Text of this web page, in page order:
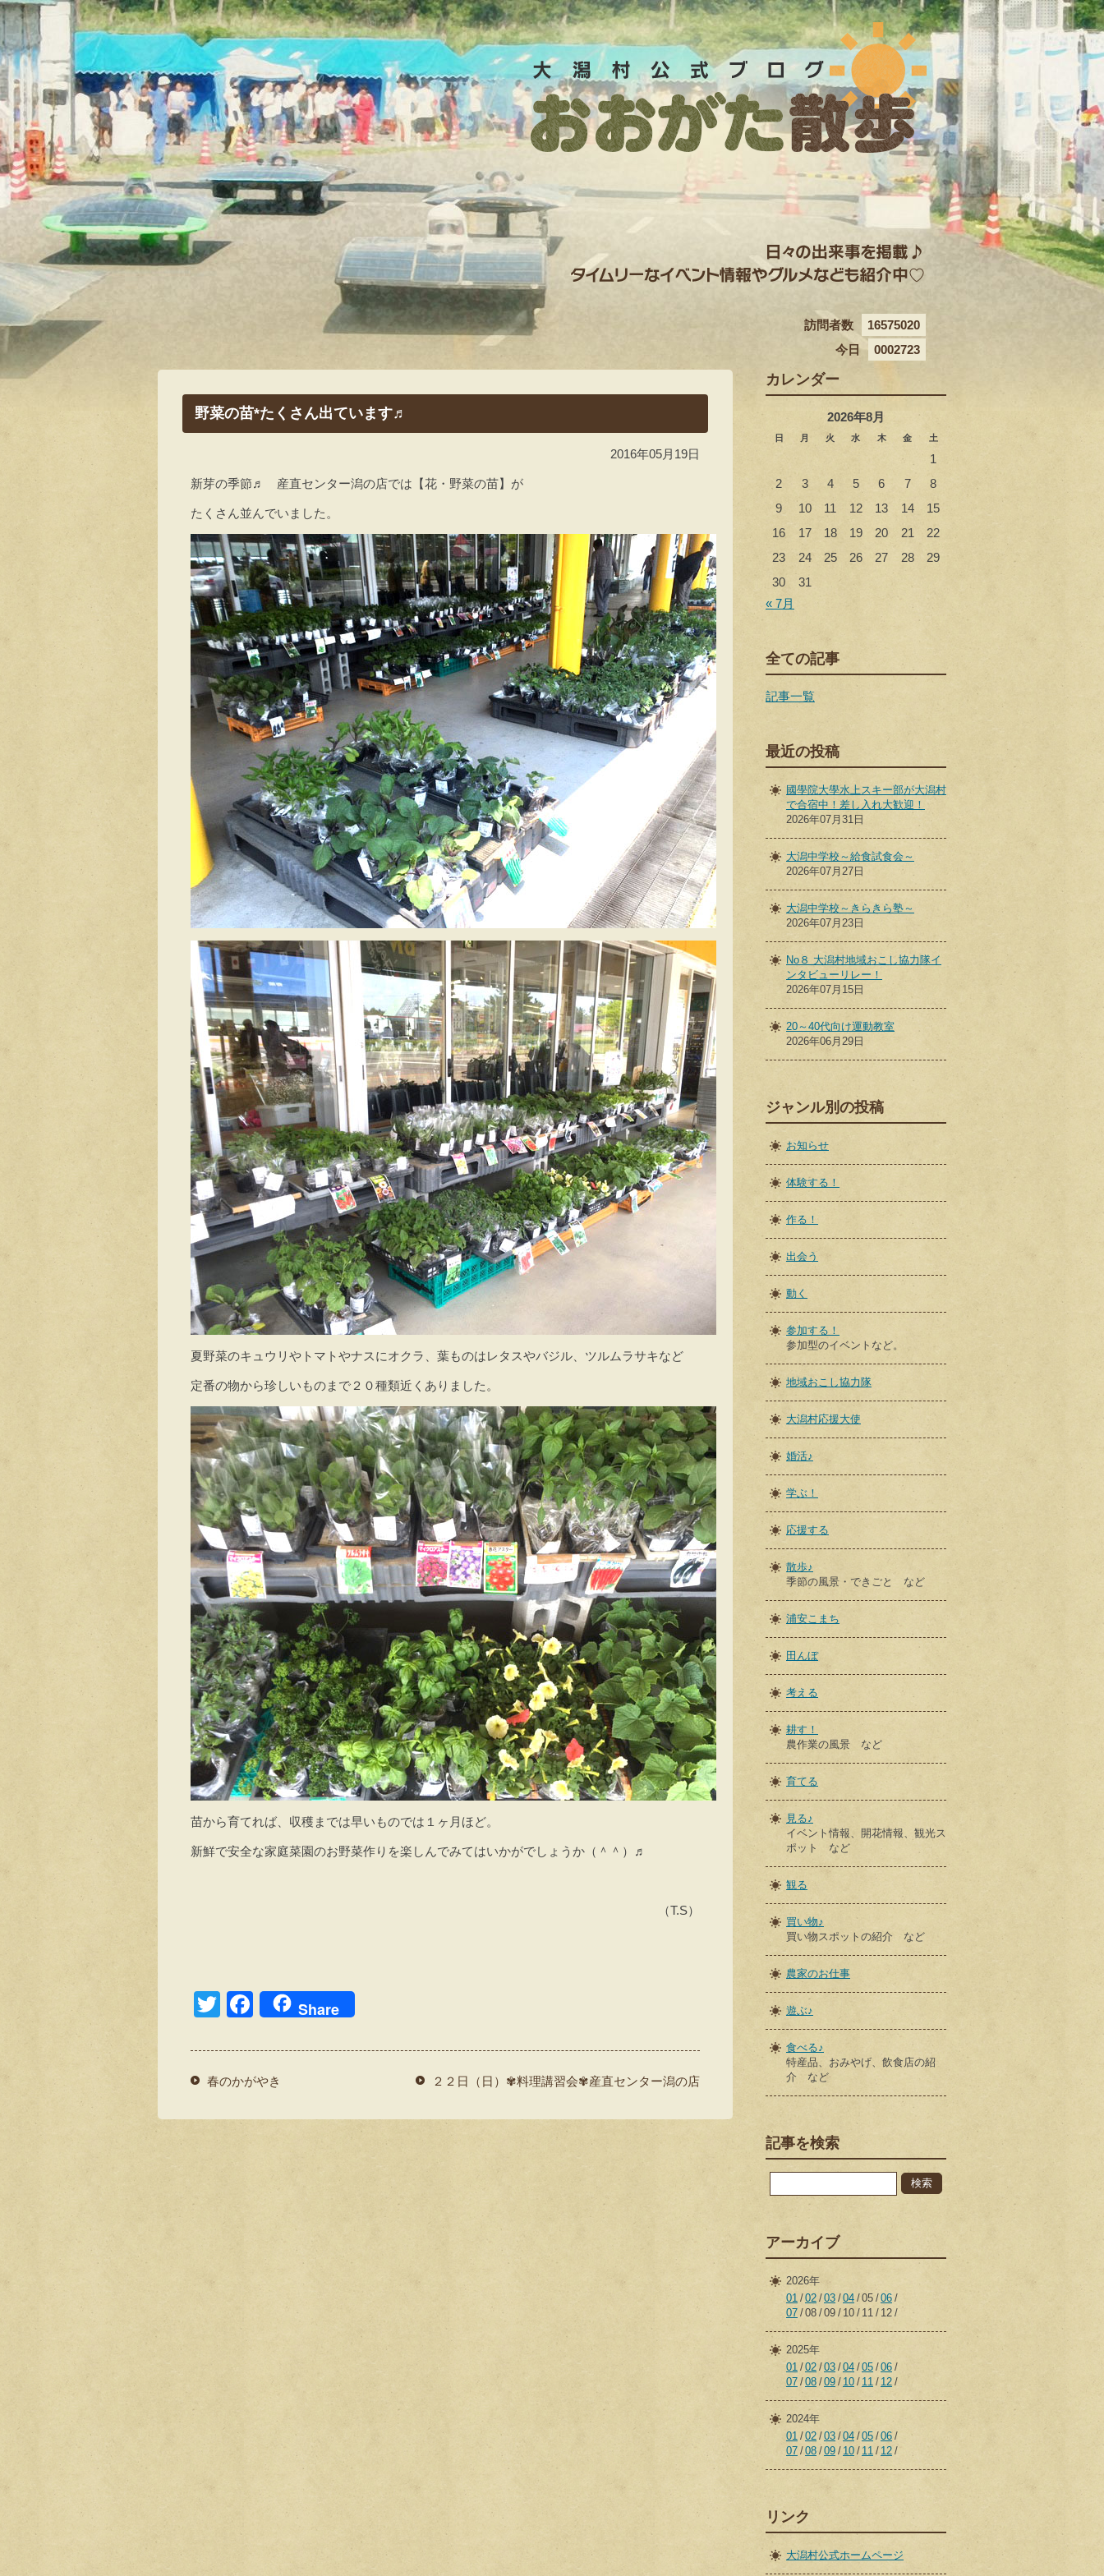
訪問者数
16575020
今日
0002723
野菜の苗*たくさん出ています♬
2016年05月19日
新芽の季節♬ 産直センター潟の店では【花・野菜の苗】が
たくさん並んでいました。
夏野菜のキュウリやトマトやナスにオクラ、葉ものはレタスやバジル、ツルムラサキなど
定番の物から珍しいものまで２０種類近くありました。
苗から育てれば、収穫までは早いものでは１ヶ月ほど。
新鮮で安全な家庭菜園のお野菜作りを楽しんでみてはいかがでしょうか（＾＾）♬
（T.S）
T
tt
er
F
c
e
Share
春のかがやき ２２日（日）✾料理講習会✾産直センター潟の店
カレンダー
2026年8月
日 月 火 水 木 金 土
1
2
3 4 5 6 7
8
9
10 11 12 13 14
15
16
17 18 19 20 21
22
23
24 25 26 27 28
29
30
31
« 7月
全ての記事
記事一覧
最近の投稿
國學院大學水上スキー部が大潟村
で合宿中！差し入れ大歓迎！
2026年07月31日
大潟中学校～給食試食会～
2026年07月27日
大潟中学校～きらきら塾～
2026年07月23日
No８ 大潟村地域おこし協力隊イ
ンタビューリレー！
2026年07月15日
20～40代向け運動教室
2026年06月29日
ジャンル別の投稿
お知らせ
体験する！
作る！
出会う
動く
参加する！
参加型のイベントなど。
地域おこし協力隊
大潟村応援大使
婚活♪
学ぶ！
応援する
散歩♪
季節の風景・できごと など
浦安こまち
田んぼ
考える
耕す！
農作業の風景 など
育てる
見る♪
イベント情報、開花情報、観光ス
ポット など
観る
買い物♪
買い物スポットの紹介 など
農家のお仕事
遊ぶ♪
食べる♪
特産品、おみやげ、飲食店の紹
介 など
記事を検索
アーカイブ
2026年
01 02 03 04 05 06
07 08 09 10 11 12
2025年
01 02 03 04 05 06
07 08 09 10 11 12
2024年
01 02 03 04 05 06
07 08 09 10 11 12
リンク
大潟村公式ホームページ